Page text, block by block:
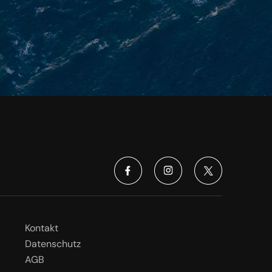
Kontakt
Datenschutz
AGB